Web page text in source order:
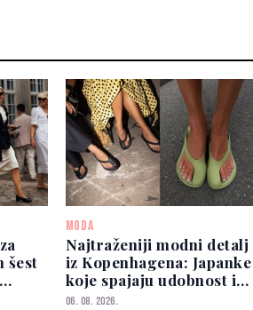
šest
MODA
Najtraženiji modni detalj
iz Kopenhagena: Japanke
koje spajaju udobnost i
eleganciju
06. 08. 2026.